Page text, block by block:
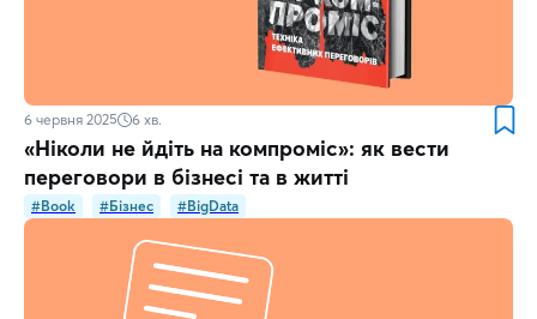
6 червня 2025 6 хв.
«Ніколи не йдіть на компроміс»: як вести
переговори в бізнесі та в житті
#Book #Бізнес #BigData